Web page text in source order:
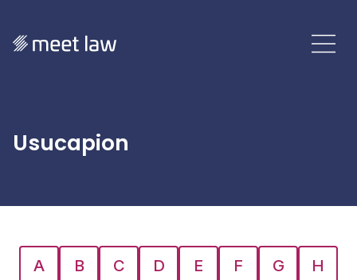
Usucapion
A B C D E F G H